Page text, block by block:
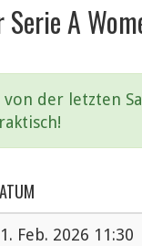
A
von der letzten
Feb. 2026 11:30